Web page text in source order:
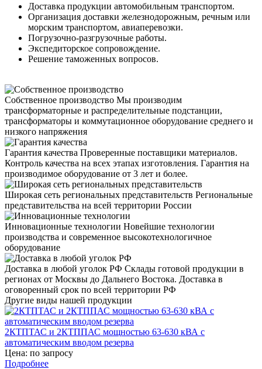
Доставка продукции автомобильным транспортом.
Организация доставки железнодорожным, речным или
морским транспортом, авиаперевозки.
Погрузочно-разгрузочные работы.
Экспедиторское сопровождение.
Решение таможенных вопросов.
Собственное производство Мы производим
трансформаторные и распределительные подстанции,
трансформаторы и коммутационное оборудование среднего и
низкого напряжения
Гарантия качества Проверенные поставщики материалов.
Контроль качества на всех этапах изготовления. Гарантия на
производимое оборудование от 3 лет и более.
Широкая сеть региональных представительств Региональные
представительства на всей территории России
Инновационные технологии Новейшие технологии
производства и современное высокотехнологичное
оборудование
Доставка в любой уголок РФ Склады готовой продукции в
регионах от Москвы до Дальнего Востока. Доставка в
оговоренный срок по всей территории РФ
Другие виды нашей продукции
2КТПТАС и 2КТППАС мощностью 63-630 кВА с
автоматическим вводом резерва
Цена: по запросу
Подробнее